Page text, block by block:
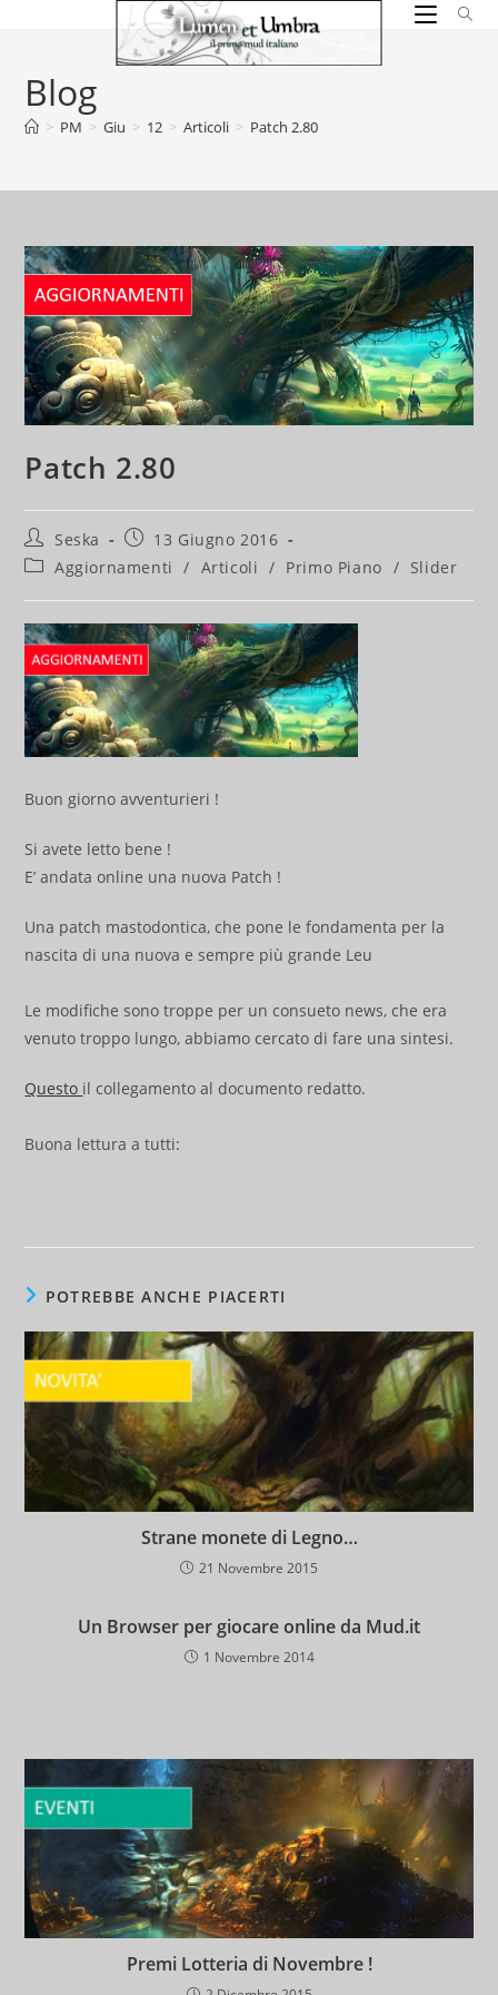
Blog
> PM > Giu > 12 > Articoli > Patch 2.80
Patch 2.80
Autore
dell'articolo:
Seska
Articolo
pubblicato:
13 Giugno 2016
Categoria
Aggiornamenti / Articoli / Primo Piano / Slider
Buon giorno avventurieri !
Si avete letto bene !
E’ andata online una nuova Patch !
Una patch mastodontica, che pone le fondamenta per la
nascita di una nuova e sempre più grande Leu
Le modifiche sono troppe per un consueto news, che era
venuto troppo lungo, abbiamo cercato di fare una sintesi.
Questo il collegamento al documento redatto.
Buona lettura a tutti:
POTREBBE ANCHE PIACERTI
Strane monete di Legno…
21 Novembre 2015
Un Browser per giocare online da Mud.it
1 Novembre 2014
Premi Lotteria di Novembre !